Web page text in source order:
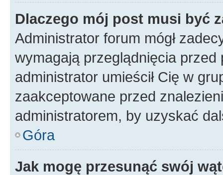
Dlaczego mój post musi być
Administrator forum mógł
wymagają przeglądnięcia
administrator umieścił Cię w
zaakceptowane przed
administratorem, by uzyskać
Góra
Jak mogę przesunąć swój